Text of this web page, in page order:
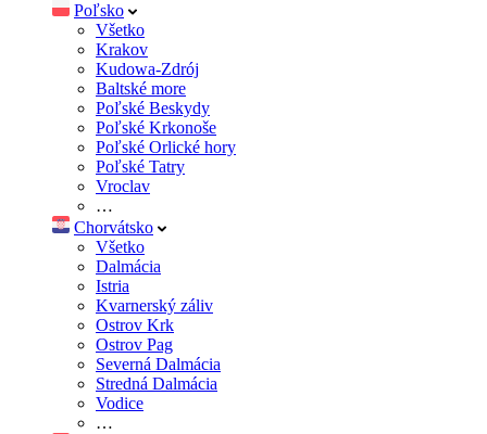
Poľsko
Všetko
Krakov
Kudowa-Zdrój
Baltské more
Poľské Beskydy
Poľské Krkonoše
Poľské Orlické hory
Poľské Tatry
Vroclav
…
Chorvátsko
Všetko
Dalmácia
Istria
Kvarnerský záliv
Ostrov Krk
Ostrov Pag
Severná Dalmácia
Stredná Dalmácia
Vodice
…